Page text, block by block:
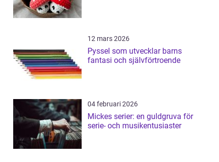
12 mars 2026
Pyssel som utvecklar barns
fantasi och självförtroende
04 februari 2026
Mickes serier: en guldgruva för
serie- och musikentusiaster